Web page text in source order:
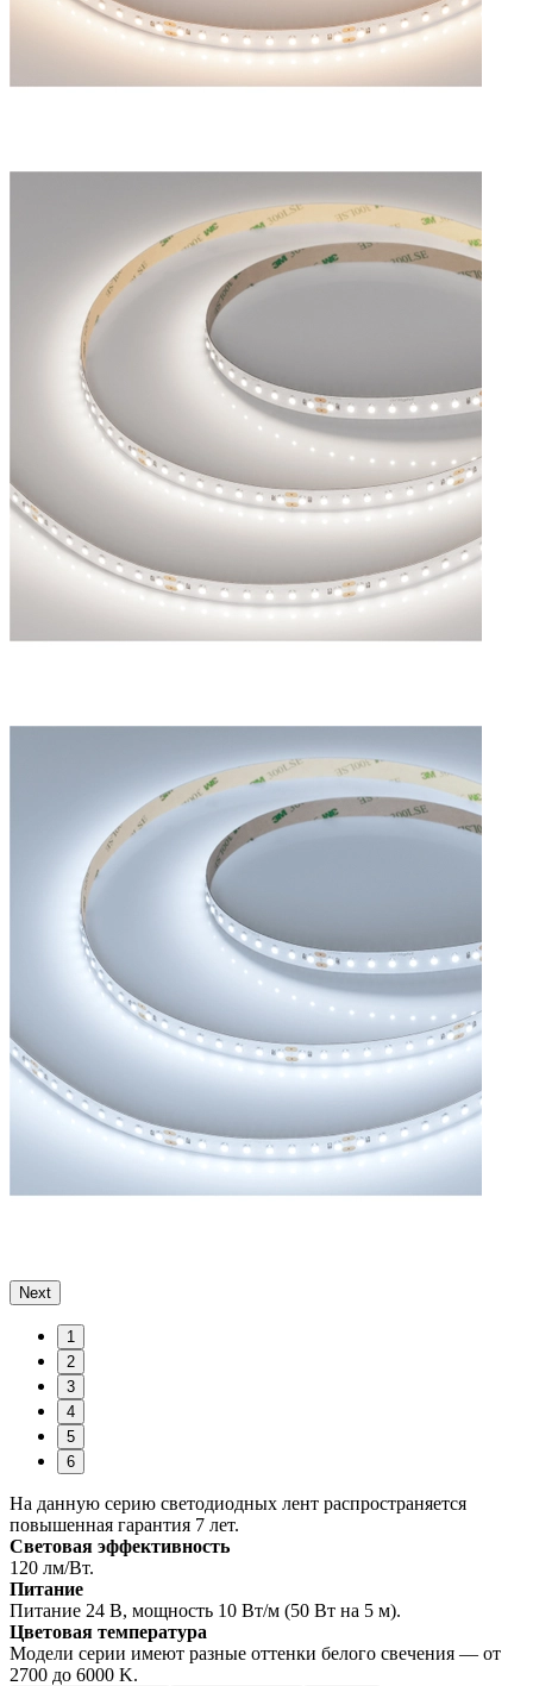
Next
1
2
3
4
5
6
На данную серию светодиодных лент распространяется
повышенная гарантия 7 лет.
Световая эффективность
120 лм/Вт.
Питание
Питание 24 В, мощность 10 Вт/м (50 Вт на 5 м).
Цветовая температура
Модели серии имеют разные оттенки белого свечения — от
2700 до 6000 K.